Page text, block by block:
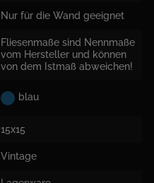
Nur für die Wand geeignet
Fliesenmaße sind Nennmaße
vom Hersteller und können
von dem Istmaß abweichen!
blau
15x15
Vintage